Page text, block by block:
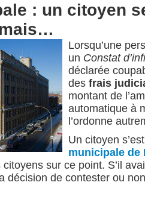
: un citoyen
Lorsqu’une
un Constat
déclarée
des frais
montant de
automatique à
l’ordonne
Un citoyen
municipale de
sur ce point. S’il
décision de contester ou